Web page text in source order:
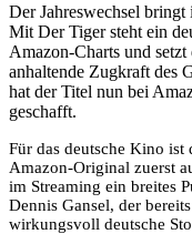
Der Jahreswechsel
Mit Der Tiger steht ein
Amazon-Charts und
anhaltende Zugkraft des
hat der Titel nun bei
geschafft.
Für das deutsche Kino ist
Amazon-Original zuerst
im Streaming ein breites
Dennis Gansel, der
wirkungsvoll deutsche